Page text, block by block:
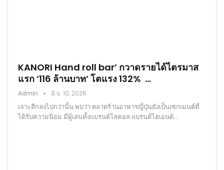
KANORI Hand roll bar’ กวาดรายได้ไตรมาส
แรก ‘116 ล้านบาท’ โตแรง 132% …
Admin มิ.ย. 10, 2026
เจาะลึกลงไปกว่านั้น พบว่า ตลาดร้านอาหารญี่ปุ่นยังเป็นเซกเมนต์ที่
ได้รับความนิยม มีผู้เล่นทั้งแบรนด์โลคอล แบรนด์ไฮเอนด์…